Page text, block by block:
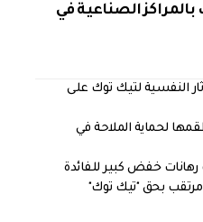
الصناعية في
النفسية لتيك توك على
لحماية الملاحة في
رهانات خفض كبير للفائدة
مرتقب بحق "تيك توك"